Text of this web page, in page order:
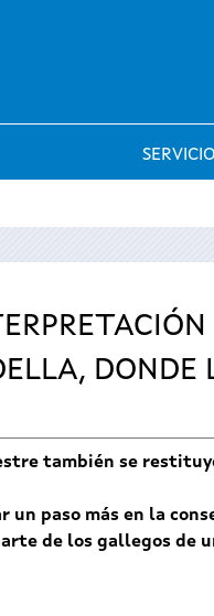
también se
un paso más en la
de los gallegos de